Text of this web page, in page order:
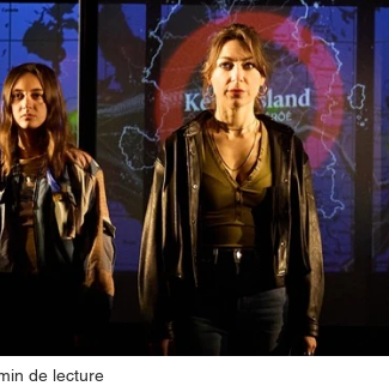
Festival Coup de coeur Instructif
Famille Littérature Cirque
Hommage
de lecture